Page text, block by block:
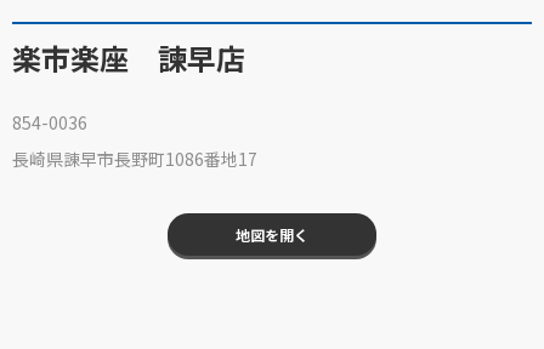
楽市楽座 諫早店
854-0036
長崎県諌早市長野町1086番地17
地図を開く